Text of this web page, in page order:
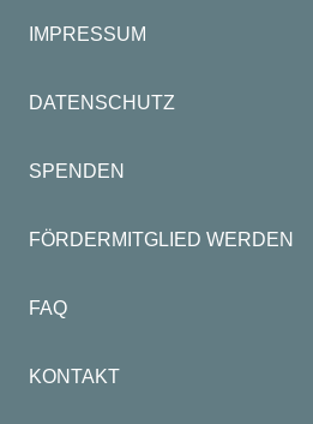
IMPRESSUM
DATENSCHUTZ
SPENDEN
FÖRDERMITGLIED WERDEN
FAQ
KONTAKT